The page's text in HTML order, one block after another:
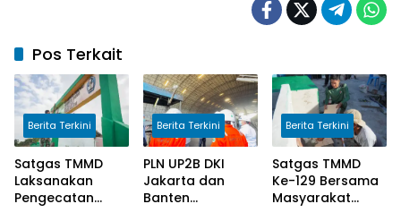
Pos Terkait
Berita Terkini
Satgas TMMD
Laksanakan
Pengecatan
Berita Terkini
PLN UP2B DKI
Jakarta dan
Banten
Berita Terkini
Satgas TMMD
Ke-129 Bersama
Masyarakat